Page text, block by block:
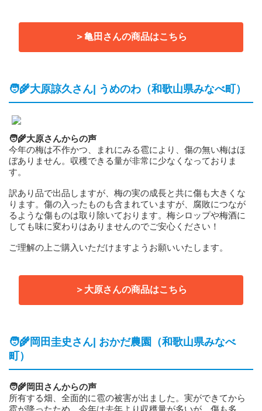
＞亀田さんの商品はこちら
🧑‍🌾大原諒久さん| うめのわ（和歌山県みなべ町）
🧑‍🌾大原さんからの声
今年の梅は不作かつ、まれにみる雹により、傷の無い梅はほ
ぼありません。収穫できる量が非常に少なくなっておりま
す。
訳あり品で出品しますが、梅の実の成長と共に傷も大きくな
ります。傷の入ったものも含まれていますが、腐敗につなが
るような傷ものは取り除いております。梅シロップや梅酒に
しても味に変わりはありませんのでご安心ください！
ご理解の上ご購入いただけますようお願いいたします。
＞大原さんの商品はこちら
🧑‍🌾岡田圭史さん| おかだ農園（和歌山県みなべ
町）
🧑‍🌾岡田さんからの声
所有する畑、全面的に雹の被害が出ました。実ができてから
雹が降ったため、今年は去年より収穫量が多いが、傷も多